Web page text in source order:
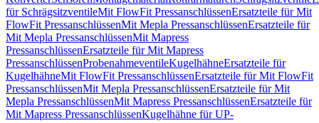
für SchrägsitzventileMit FlowFit PressanschlüssenErsatzteile für Mit
FlowFit PressanschlüssenMit Mepla PressanschlüssenErsatzteile für
Mit Mepla PressanschlüssenMit Mapress
PressanschlüssenErsatzteile für Mit Mapress
PressanschlüssenProbenahmeventileKugelhähneErsatzteile für
KugelhähneMit FlowFit PressanschlüssenErsatzteile für Mit FlowFit
PressanschlüssenMit Mepla PressanschlüssenErsatzteile für Mit
Mepla PressanschlüssenMit Mapress PressanschlüssenErsatzteile für
Mit Mapress PressanschlüssenKugelhähne für UP-